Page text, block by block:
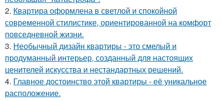
2. Квартира оформлена в светлой и спокойной
современной стилистике, ориентированной на комфорт
повседневной жизни.
3. Необычный дизайн квартиры - это смелый и
продуманный интерьер, созданный для настоящих
ценителей искусства и нестандартных решений.
4. Главное достоинство этой квартиры - её уникальное
расположение.